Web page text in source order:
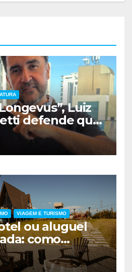
Luiz
defende que
uma nova
a vida
VIAGEM E TURISMO
ou aluguel
como